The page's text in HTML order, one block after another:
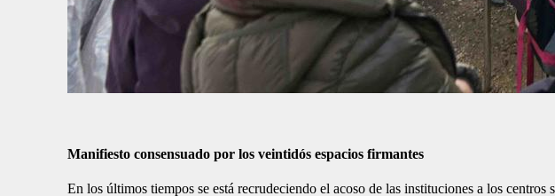
Manifiesto consensuado por los veintidós espacios firmantes
En los últimos tiempos se está recrudeciendo el acoso de las instituciones a los